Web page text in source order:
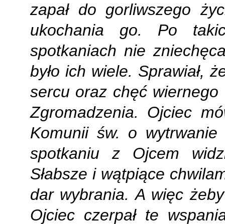
zapał do gorliwszego
ukochania go. Po
spotkaniach nie
było ich wiele. Sprawiał,
sercu oraz chęć
Zgromadzenia. Ojciec
Komunii św. o
spotkaniu z Ojcem
Słabsze i wątpiące
dar wybrania. A więc
Ojciec czerpał te